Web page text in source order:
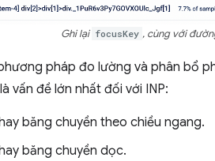
Ghi lại focusKey , cùng với
pháp đo lường và phân bổ
vấn đề lớn nhất đối với INP:
băng chuyền theo chiều ngang.
băng chuyền dọc.